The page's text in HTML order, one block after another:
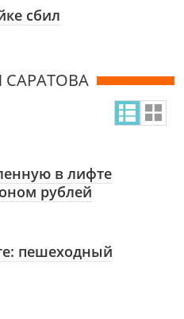
сбил
в лифте
рублей
пешеходный